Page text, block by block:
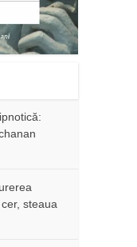
steaua